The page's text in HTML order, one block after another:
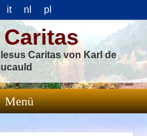
it nl pl
Caritas von Karl de
Menü